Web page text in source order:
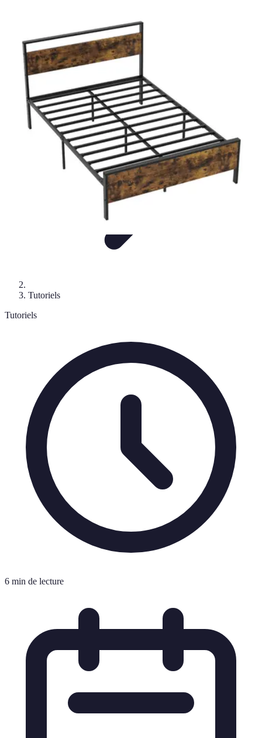
Tendances
Shopping Tendances
Tutoriels
Tutoriels
6 min de lecture